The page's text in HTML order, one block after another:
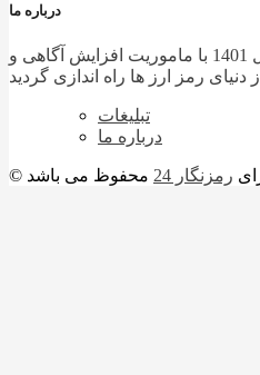
درباره ما
سایت رمزنگار 24 در سال 1401 با ماموریت افزایش آگاهی و
تبلیغات
درباره ما
رمزنگار 24